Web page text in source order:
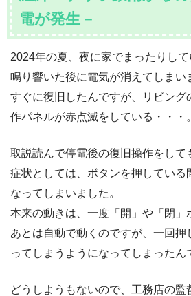
電が発生－
2024年の夏、夜に家でまったりし
鳴り響いた後に電気が消えてしまい
すぐに復旧したんですが、リビング
作パネルが赤点滅をしている・・・。
取説読んで停電後の復旧操作をして
症状としては、ボタンを押している
なってしまいました。
本来の動きは、一度「開」や「閉」
あとは自動で動くのですが、一回押
ってしまうようになってしまったん
どうしようもないので、工務店の監